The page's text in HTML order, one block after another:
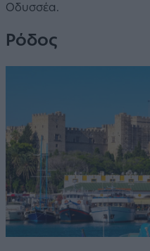
Οδυσσέα.
Ρόδος